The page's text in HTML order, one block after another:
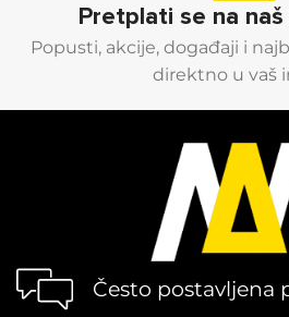
Pretplati se na
Popusti, akcije, događaji i
direktno u vaš
Često postavljena